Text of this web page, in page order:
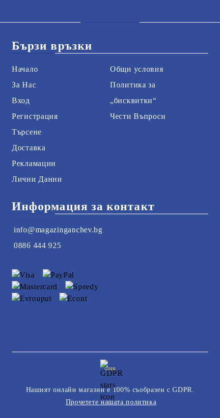
Бързи връзки
Начало
За Нас
Вход
Регистрация
Търсене
Доставка
Рекламации
Лични Данни
Общи условия
Политика за
„бисквитки“
Чести Въпроси
Информация за контакт
info@magazinganchev.bg
0886 444 925
GDPR
Нашият онлайн магазин е 100% съобразен с GDPR.
Прочетете нашата политика